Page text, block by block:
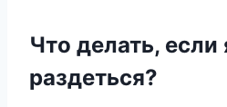
Что делать, если
раздеться?